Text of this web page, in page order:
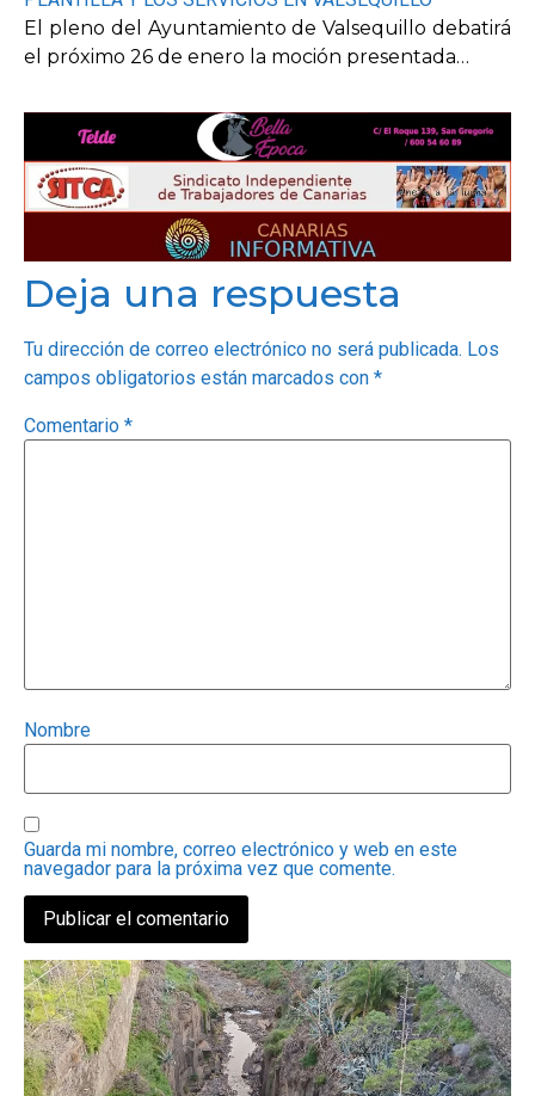
El pleno del Ayuntamiento de Valsequillo debatirá
el próximo 26 de enero la moción presentada…
Deja una respuesta
Tu dirección de correo electrónico no será publicada. Los
campos obligatorios están marcados con *
Comentario *
Nombre
Guarda mi nombre, correo electrónico y web en este
navegador para la próxima vez que comente.